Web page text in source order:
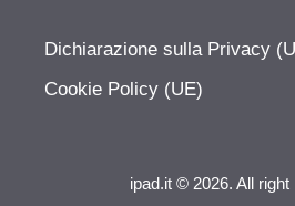
Dichiarazione sulla Privacy
Cookie Policy (UE)
ipad.it © 2026. All right